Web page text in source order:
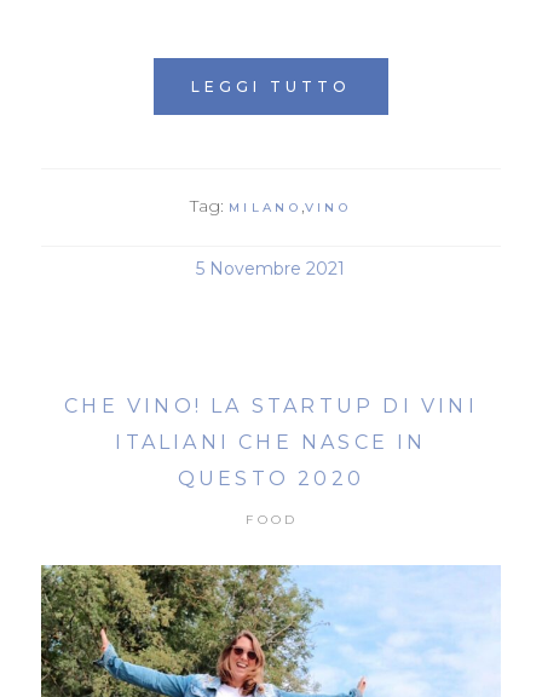
LEGGI TUTTO
Tag: MILANO ,VINO
5 Novembre 2021
CHE VINO! LA STARTUP DI VINI
ITALIANI CHE NASCE IN
QUESTO 2020
FOOD